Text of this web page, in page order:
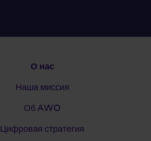
О нас
Наша миссия
Об AWO
Цифровая стратегия